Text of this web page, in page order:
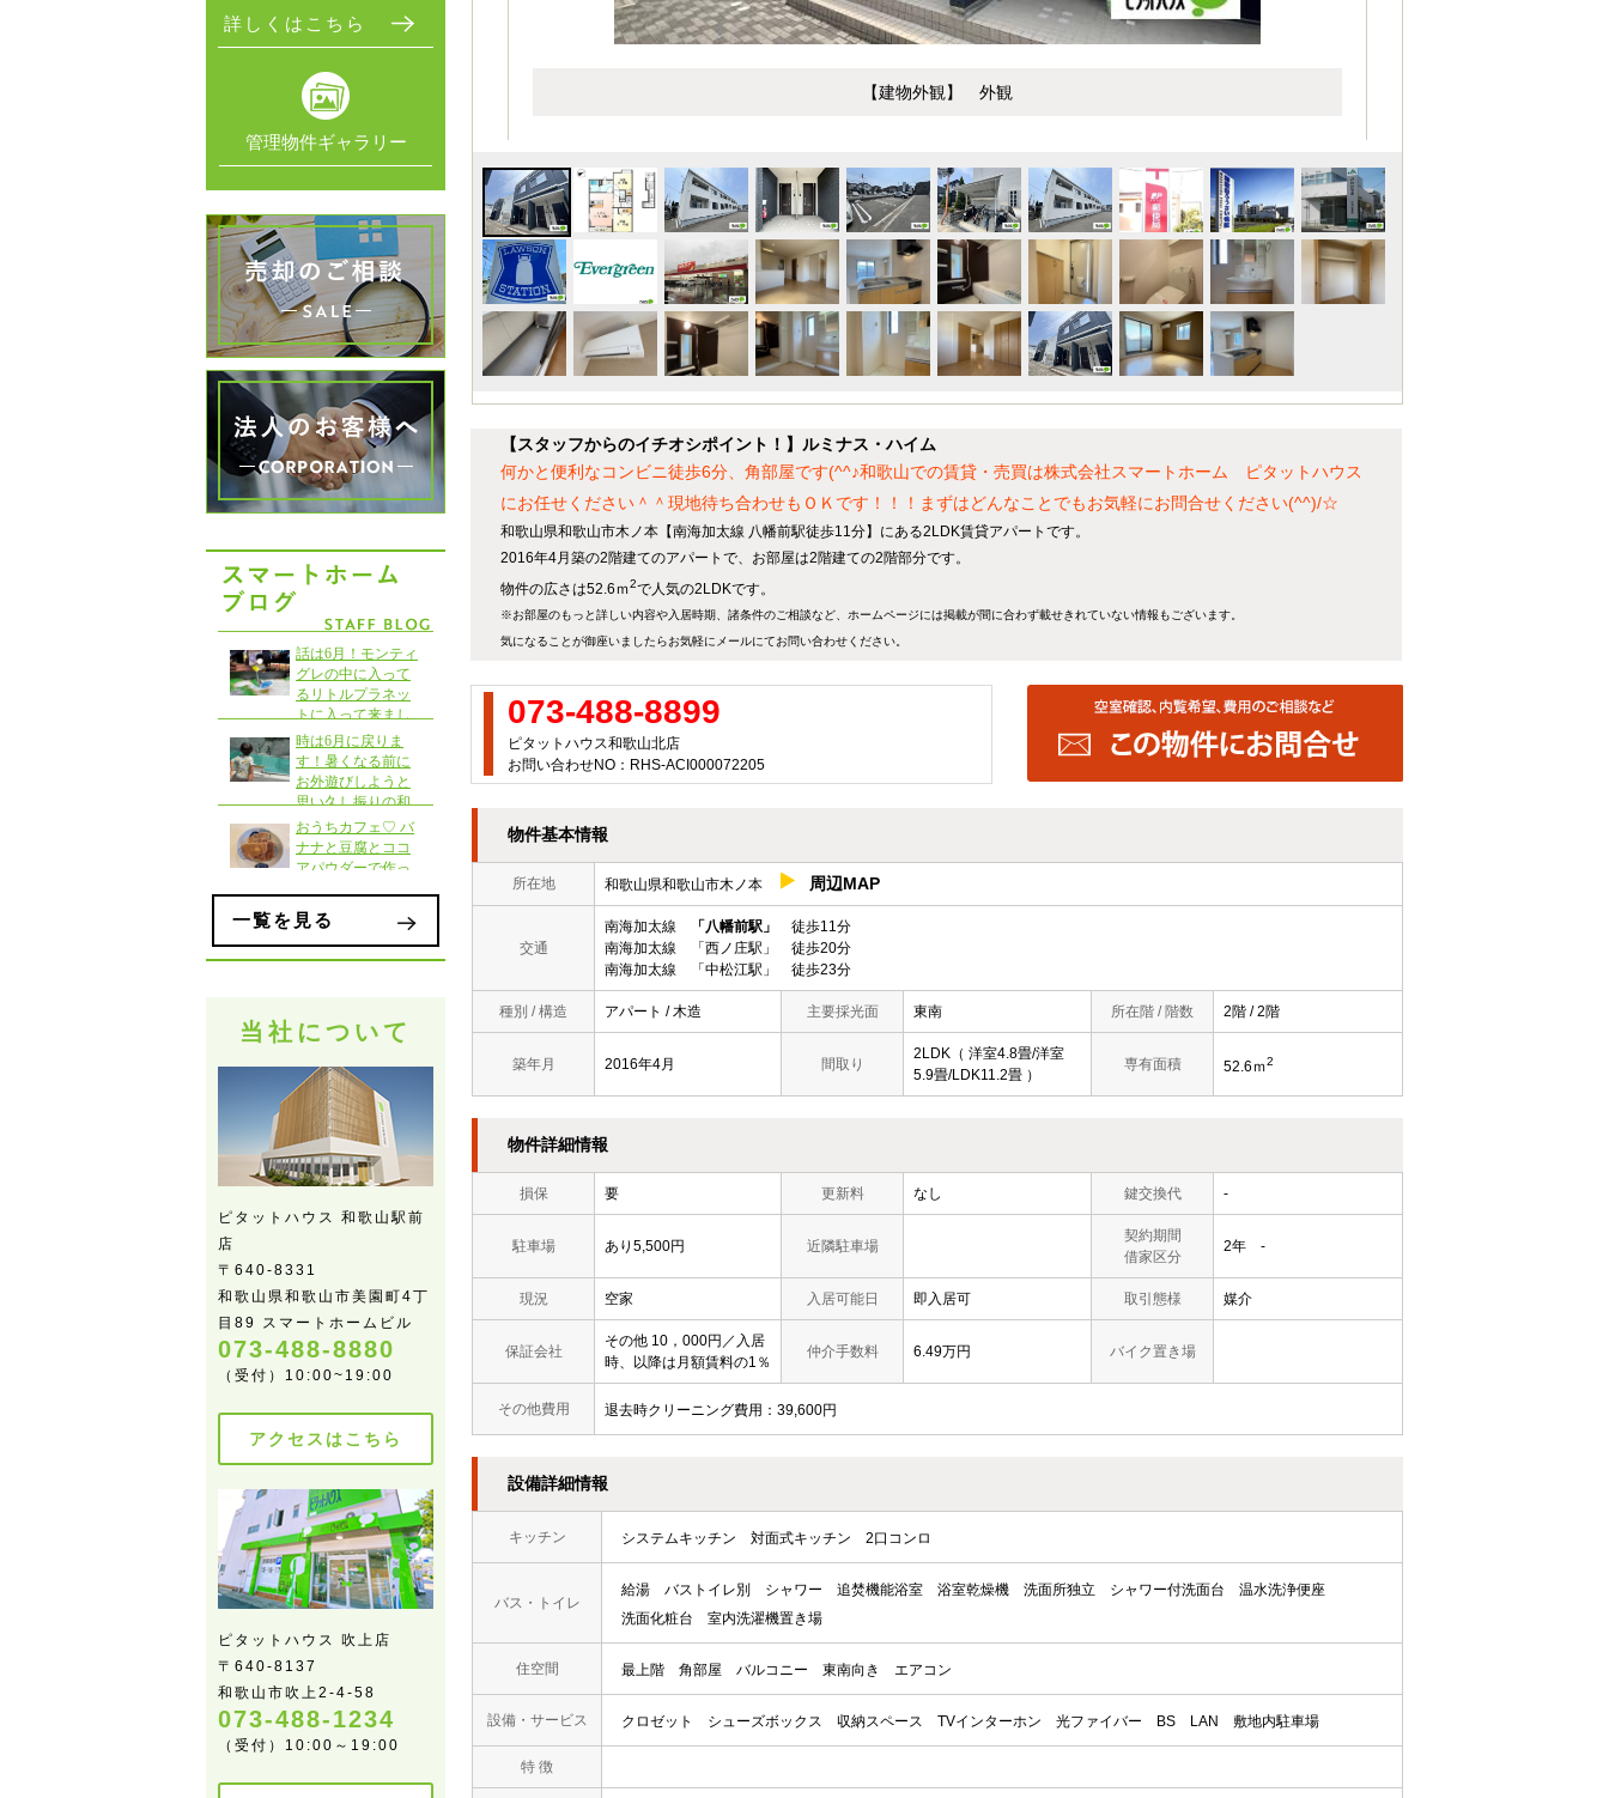
【建物外観】 外観
【スタッフからのイチオシポイント！】ルミナス・ハイム
何かと便利なコンビニ徒歩6分、角部屋です(^^♪和歌山での賃貸・売買は株式会社スマートホーム ピタットハウス
にお任せください＾＾現地待ち合わせもＯＫです！！！まずはどんなことでもお気軽にお問合せください(^^)/☆
和歌山県和歌山市木ノ本【南海加太線 八幡前駅徒歩11分】にある2LDK賃貸アパートです。
2016年4月築の2階建てのアパートで、お部屋は2階建ての2階部分です。
物件の広さは52.6ｍ2で人気の2LDKです。
※お部屋のもっと詳しい内容や入居時期、諸条件のご相談など、ホームページには掲載が間に合わず載せきれていない情報もございます。
気になることが御座いましたらお気軽にメールにてお問い合わせください。
073-488-8899
ピタットハウス和歌山北店
お問い合わせNO：RHS-ACI000072205
物件基本情報
所在地 和歌山県和歌山市木ノ本 周辺MAP
交通
南海加太線 「八幡前駅」
徒歩11分
南海加太線 「西ノ庄駅」 徒歩20分
南海加太線 「中松江駅」 徒歩23分
種別 / 構造 アパート / 木造 主要採光面 東南 所在階 / 階数 2階 / 2階
築年月 2016年4月 間取り
2LDK（ 洋室4.8畳/洋室
5.9畳/LDK11.2畳 ）
専有面積 52.6ｍ2
物件詳細情報
損保 要 更新料 なし 鍵交換代 -
駐車場 あり5,500円 近隣駐車場
契約期間
借家区分
2年 -
現況 空家 入居可能日 即入居可 取引態様 媒介
保証会社
その他 10，000円／入居
時、以降は月額賃料の1％
仲介手数料 6.49万円 バイク置き場
その他費用 退去時クリーニング費用：39,600円
設備詳細情報
キッチン システムキッチン 対面式キッチン 2口コンロ
バス・トイレ
給湯 バストイレ別 シャワー 追焚機能浴室 浴室乾燥機 洗面所独立 シャワー付洗面台
温水洗浄便座
洗面化粧台
室内洗濯機置き場
住空間 最上階 角部屋 バルコニー 東南向き エアコン
設備・サービス クロゼット シューズボックス 収納スペース TVインターホン 光ファイバー BS LAN 敷地内駐車場
特 徴
詳しくはこちら
管理物件ギャラリー
一覧を見る
当社について
ピタットハウス 和歌山駅前
店
〒640-8331
和歌山県和歌山市美園町4丁
目89 スマートホームビル
073-488-8880
（受付）10:00~19:00
アクセスはこちら
ピタットハウス 吹上店
〒640-8137
和歌山市吹上2-4-58
073-488-1234
（受付）10:00～19:00